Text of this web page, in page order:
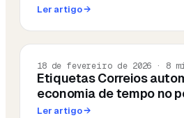
Ler artigo→
18 de fevereiro de 2026 · 8
Etiquetas Correios
economia de tempo no
Ler artigo→